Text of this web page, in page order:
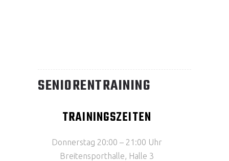
SENIORENTRAINING
TRAININGSZEITEN
Donnerstag 20:00 – 21:00 Uhr
Breitensporthalle, Halle 3